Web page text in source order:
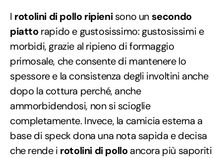
I rotolini di pollo ripienisono un secondo
piattorapido e gustosissimo: gustosissimi e
morbidi, grazie al ripieno di formaggio
primosale, che consente di mantenere lo
spessore e la consistenza degli involtini anche
dopo la cottura perché, anche
ammorbidendosi, non si scioglie
completamente. Invece, la camicia esterna a
base di speck dona una nota sapida e decisa
che rende i rotolini di polloancora più saporiti